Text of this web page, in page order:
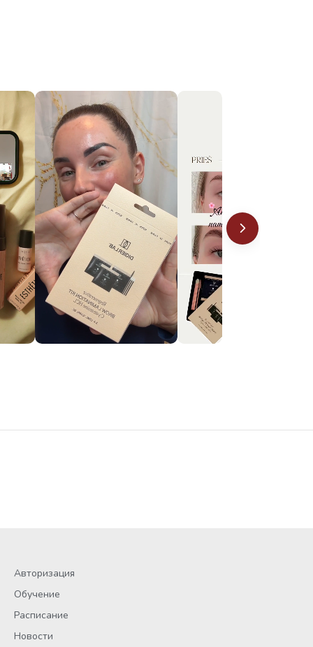
Авторизация
Обучение
Расписание
Новости